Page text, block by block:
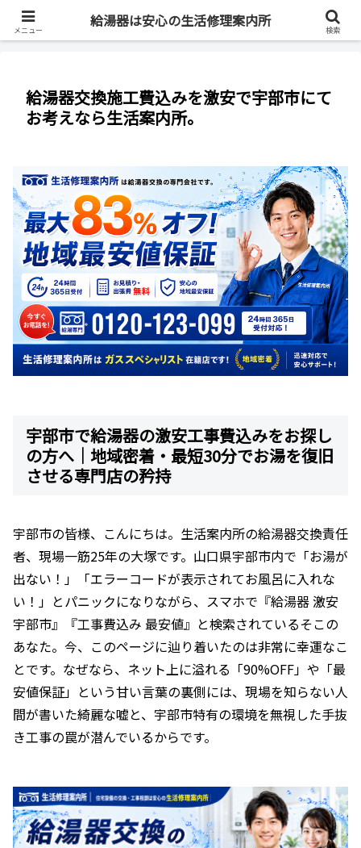
最短即日・全国対応・最大83%OFF
給湯器交換施工費込みを激安で宇部市にて
お考えなら生活案内所。
宇部市で給湯器の激安工事費込みをお探し
の方へ｜地域密着・最短30分でお湯を復旧
させる専門店の矜持
宇部市の皆様、こんにちは。生活案内所の給湯器交換責任
者、現場一筋25年の大塚です。山口県宇部市内で「お湯が
出ない！」「エラーコードが表示されてお風呂に入れな
い！」とパニックになりながら、スマホで『給湯器 激安
宇部市』『工事費込み 最安値』と検索されているそこの
あなた。今、このページに辿り着いたのは非常に幸運なこ
とです。なぜなら、ネット上に溢れる「90%OFF」や「最
安値保証」という甘い言葉の裏側には、現場を知らない人
間が書いた綺麗な嘘と、宇部市特有の環境を無視した手抜
き工事の罠が潜んでいるからです。
メニュー
給湯器は安心の生活修理案内所
検索